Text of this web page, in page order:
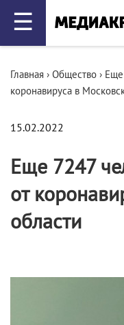
☰
Главная › Общество › Еще
коронавируса в
15.02.2022
Еще 7247
от
области